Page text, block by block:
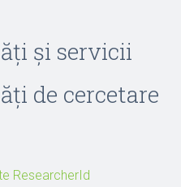
și servicii
de cercetare
ResearcherId